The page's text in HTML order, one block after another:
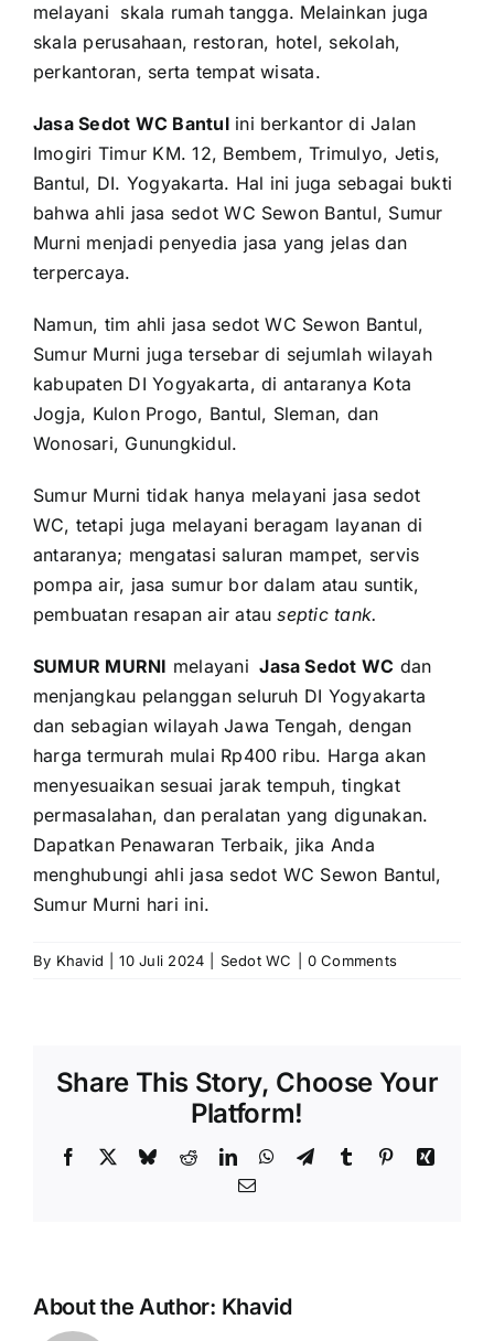
melayani skala rumah tangga. Melainkan juga
skala perusahaan, restoran, hotel, sekolah,
perkantoran, serta tempat wisata.
Jasa Sedot WC Bantulini berkantor di Jalan
Imogiri Timur KM. 12, Bembem, Trimulyo, Jetis,
Bantul, DI. Yogyakarta. Hal ini juga sebagai bukti
bahwa ahli jasa sedot WC Sewon Bantul, Sumur
Murni menjadi penyedia jasa yang jelas dan
terpercaya.
Namun, tim ahli jasa sedot WC Sewon Bantul,
Sumur Murni juga tersebar di sejumlah wilayah
kabupaten DI Yogyakarta, di antaranya Kota
Jogja, Kulon Progo, Bantul, Sleman, dan
Wonosari, Gunungkidul.
Sumur Murni tidak hanya melayani jasa sedot
WC, tetapi juga melayani beragam layanan di
antaranya; mengatasi saluran mampet, servis
pompa air, jasa sumur bor dalam atau suntik,
pembuatan resapan air atauseptic tank.
SUMUR MURNI melayani Jasa Sedot WC dan
menjangkau pelanggan seluruh DI Yogyakarta
dan sebagian wilayah Jawa Tengah, dengan
harga termurah mulai Rp400 ribu. Harga akan
menyesuaikan sesuai jarak tempuh, tingkat
permasalahan, dan peralatan yang digunakan.
Dapatkan Penawaran Terbaik, jika Anda
menghubungi ahli jasa sedot WC Sewon Bantul,
Sumur Murni hari ini.
By Khavid 10 Juli 2024 Sedot WC 0 Comments
Share This Story, Choose Your
Platform!
Facebook BlueskyRedditLinkedInWhatsApp
TelegramTumblr PinterestXing
Email
About the Author: Khavid